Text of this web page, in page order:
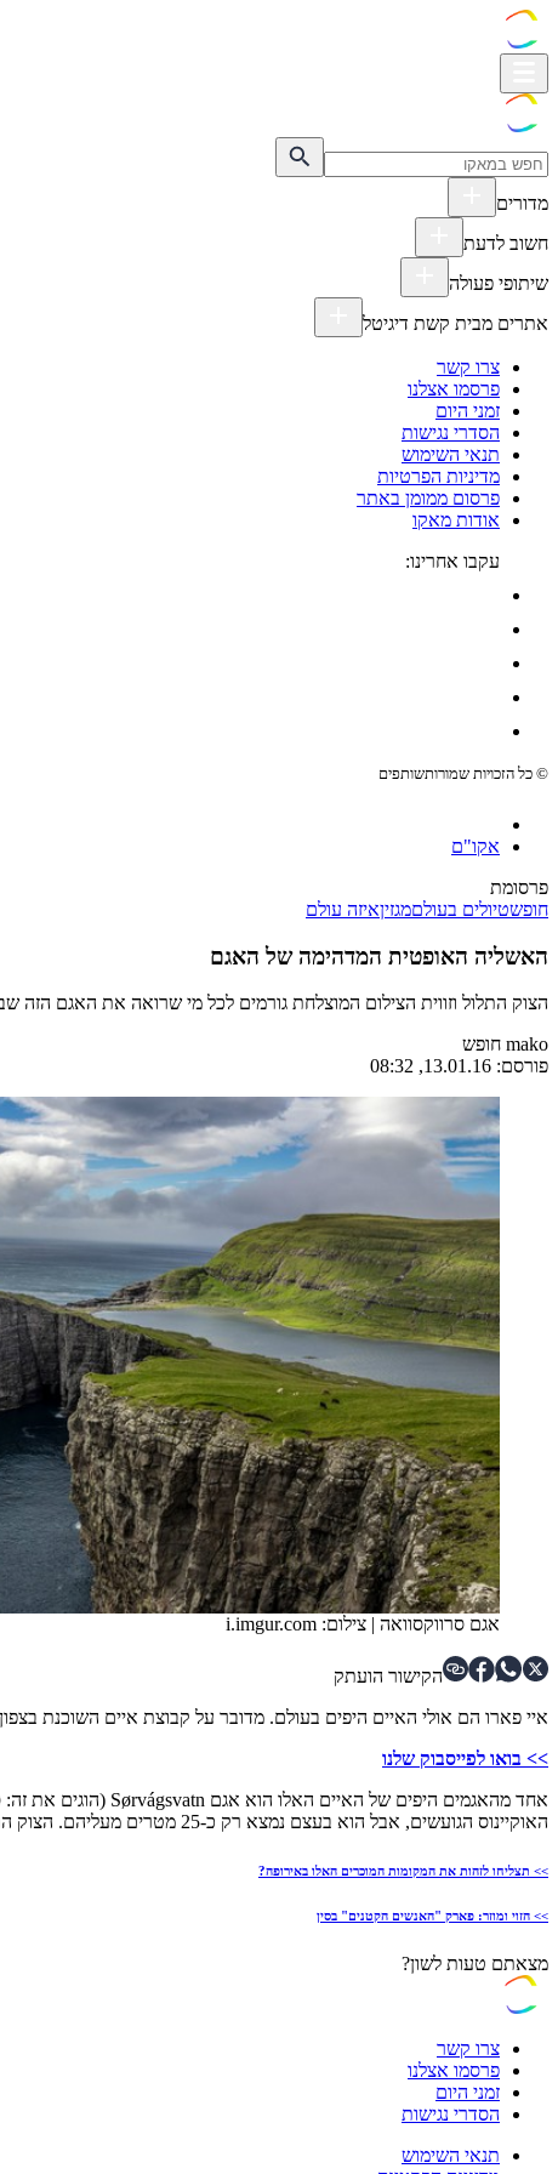
מדורים
חשוב לדעת
שיתופי פעולה
אתרים מבית קשת דיגיטל
צרו קשר
פרסמו אצלנו
זמני היום
הסדרי נגישות
תנאי השימוש
מדיניות הפרטיות
פרסום ממומן באתר
אודות מאקו
עקבו אחרינו:
© כל הזכויות שמורותשותפים
אקו"ם
פרסומת
חופשטיולים בעולםמגזיןאיזה עולם
האשליה האופטית המדהימה של האגם
הצוק התלול וזווית הצילום המוצלחת גורמים לכל מי שרואה את האגם
mako חופש
פורסם: 13.01.16, 08:32
אגם סרווקסוואה | צילום: i.imgur.com
הקישור הועתק
איי פארו הם אולי האיים היפים בעולם. מדובר על קבוצת איים השוכנת
>> בואו לפייסבוק שלנו
האוקיינוס הגועשים, אבל הוא בעצם נמצא רק כ-25 מטרים מעליהם. הצוק התלול, יחד עם זווית הצילום המושלמת הופכםי את האשליה האופטית של האגם לכזו מוצלחת.
>> תצליחו לזהות את המקומות המוכרים האלו באירופה?
>> הזוי ומוזר: פארק "האנשים הקטנים" בסין
מצאתם טעות לשון?
צרו קשר
פרסמו אצלנו
זמני היום
הסדרי נגישות
תנאי השימוש